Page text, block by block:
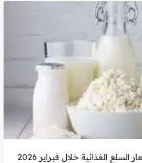
الغذائية خلال فبراير 2026